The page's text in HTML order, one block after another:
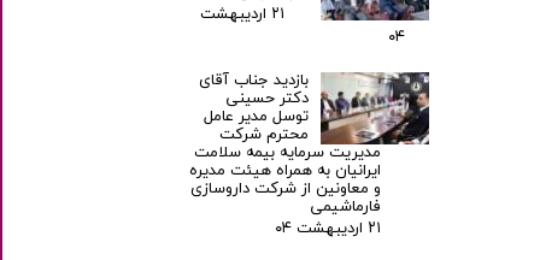
۲۱ اردیبهشت
۰۴
بازدید جناب آقای
دکتر حسینی
توسل مدیر عامل
محترم شرکت
مدیریت سرمایه بیمه سلامت
ایرانیان به همراه هیئت مدیره
و معاونین از شرکت داروسازی
فارماشیمی
۲۱ اردیبهشت ۰۴